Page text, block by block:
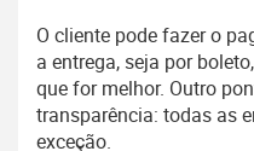
O cliente pode fazer o
a entrega, seja por
que for melhor. Outro
transparência: todas as
exceção.